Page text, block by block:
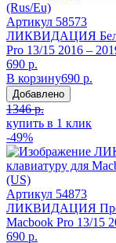
Артикул 58573
ЛИКВИДАЦИЯ Белая
Pro 13/15 2016 –
690 р.
В корзину690 р.
Добавлено
1346 р.
купить в 1 клик
-49%
Артикул 54873
ЛИКВИДАЦИЯ
Macbook Pro 13/15
690 р.